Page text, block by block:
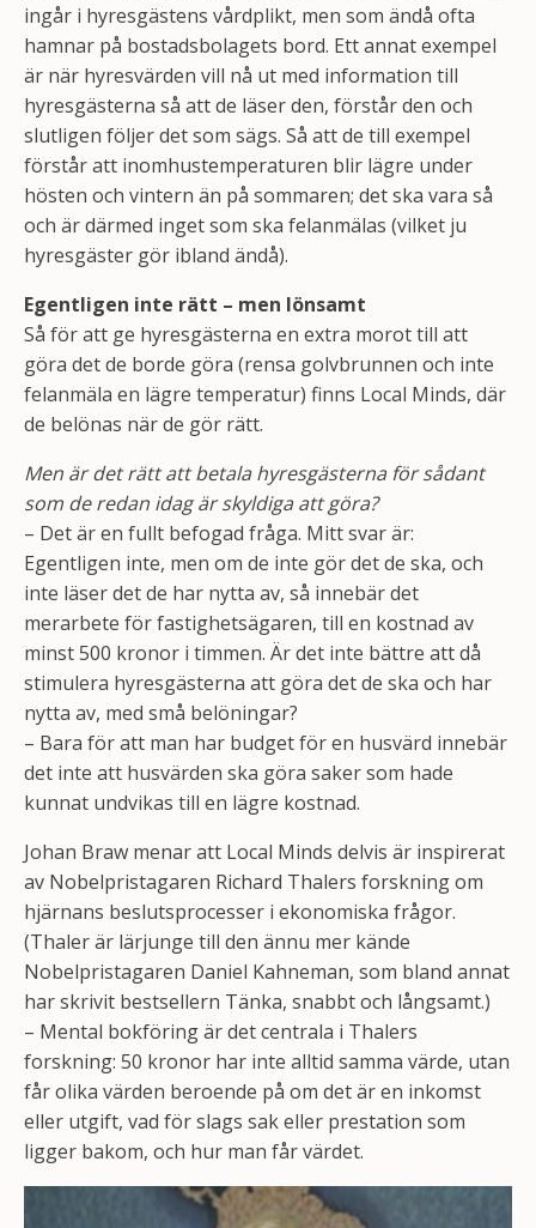
ingår i hyresgästens vårdplikt, men som ändå ofta
hamnar på bostadsbolagets bord. Ett annat exempel
är när hyresvärden vill nå ut med information till
hyresgästerna så att de läser den, förstår den och
slutligen följer det som sägs. Så att de till exempel
förstår att inomhustemperaturen blir lägre under
hösten och vintern än på sommaren; det ska vara så
och är därmed inget som ska felanmälas (vilket ju
hyresgäster gör ibland ändå).
Egentligen inte rätt – men lönsamt
Så för att ge hyresgästerna en extra morot till att
göra det de borde göra (rensa golvbrunnen och inte
felanmäla en lägre temperatur) finns Local Minds, där
de belönas när de gör rätt.
Men är det rätt att betala hyresgästerna för sådant
som de redan idag är skyldiga att göra?
– Det är en fullt befogad fråga. Mitt svar är:
Egentligen inte, men om de inte gör det de ska, och
inte läser det de har nytta av, så innebär det
merarbete för fastighetsägaren, till en kostnad av
minst 500 kronor i timmen. Är det inte bättre att då
stimulera hyresgästerna att göra det de ska och har
nytta av, med små belöningar?
– Bara för att man har budget för en husvärd innebär
det inte att husvärden ska göra saker som hade
kunnat undvikas till en lägre kostnad.
Johan Braw menar att Local Minds delvis är inspirerat
av Nobelpristagaren Richard Thalers forskning om
hjärnans beslutsprocesser i ekonomiska frågor.
(Thaler är lärjunge till den ännu mer kände
Nobelpristagaren Daniel Kahneman, som bland annat
har skrivit bestsellern Tänka, snabbt och långsamt.)
– Mental bokföring är det centrala i Thalers
forskning: 50 kronor har inte alltid samma värde, utan
får olika värden beroende på om det är en inkomst
eller utgift, vad för slags sak eller prestation som
ligger bakom, och hur man får värdet.